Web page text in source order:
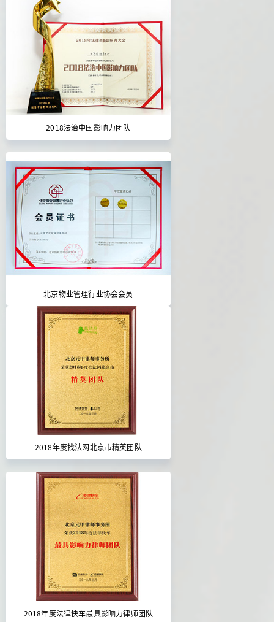
2018法治中国影响力团队
北京物业管理行业协会会员
2018年度找法网北京市精英团队
2018年度法律快车最具影响力律师团队